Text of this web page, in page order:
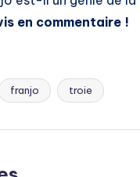
en commentaire !
franjo troie